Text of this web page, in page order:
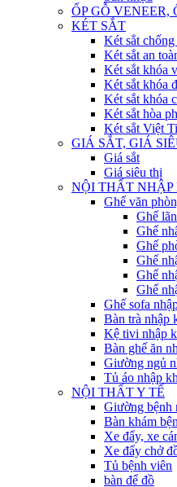
ỐP GỖ VENEER,
KÉT SẮT
Két sắt
Két sắt an
Két sắt khóa
Két sắt khóa
Két sắt khóa
Két sắt hòa
Két sắt Việt
GIÁ SẮT, GIÁ
Giá sắt
Giá siêu thị
NỘI THẤT
Ghế văn
Ghế
Ghế
Ghế
Ghế
Ghế
Ghế
Ghế sofa
Bàn trà nhập
Kệ tivi nhập
Bàn ghế ăn
Giường ngủ
Tủ áo nhập
NỘI THẤT Y TẾ
Giường bệnh
Bàn khám
Xe đẩy, xe
Xe đẩy chở
Tủ bệnh viên
bàn để đồ